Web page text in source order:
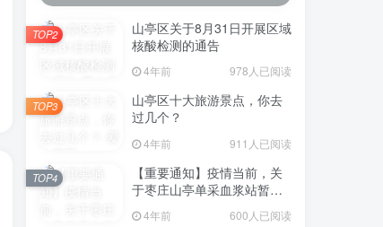
山亭区关于8月31日开展区域
核酸检测的通告
4年前 978人已阅读
TOP2
山亭区十大旅游景点，你去
过几个？
4年前 911人已阅读
TOP3
【重要通知】疫情当前，关
于枣庄山亭单采血浆站暂停
4年前 600人已阅读
TOP4